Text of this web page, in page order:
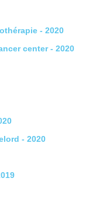
- 2020
center - 2020
- 2020